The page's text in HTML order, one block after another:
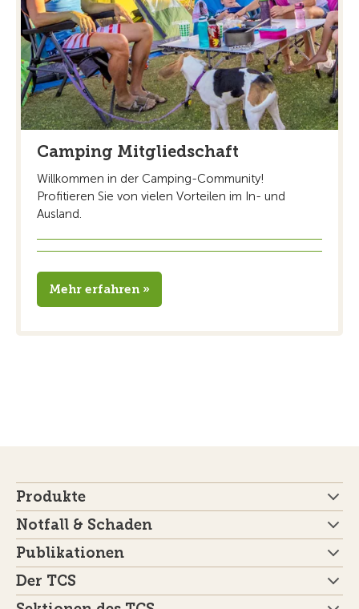
Camping Mitgliedschaft
Willkommen in der Camping-Community!
Profitieren Sie von vielen Vorteilen im In- und
Ausland.
Mehr erfahren »
Produkte
Notfall & Schaden
Publikationen
Der TCS